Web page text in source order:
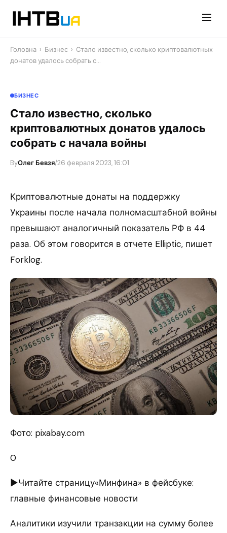
Головна › Бизнес › Стало известно, сколько криптовалютных
донатов удалось собрать с…
БИЗНЕС
Стало известно, сколько
криптовалютных донатов удалось
собрать с начала войны
ByОлег Бевзя/26 февраля 2023, 16:01
Криптовалютные донаты на поддержку
Украины после начала полномасштабной войны
превышают аналогичный показатель РФ в 44
раза. Об этом говорится в отчете Elliptic, пишет
Forklog.
Фото: pixabay.com
0
►Читайте страницу«Минфина» в фейсбуке:
главные финансовые новости
Аналитики изучили транзакции на сумму более